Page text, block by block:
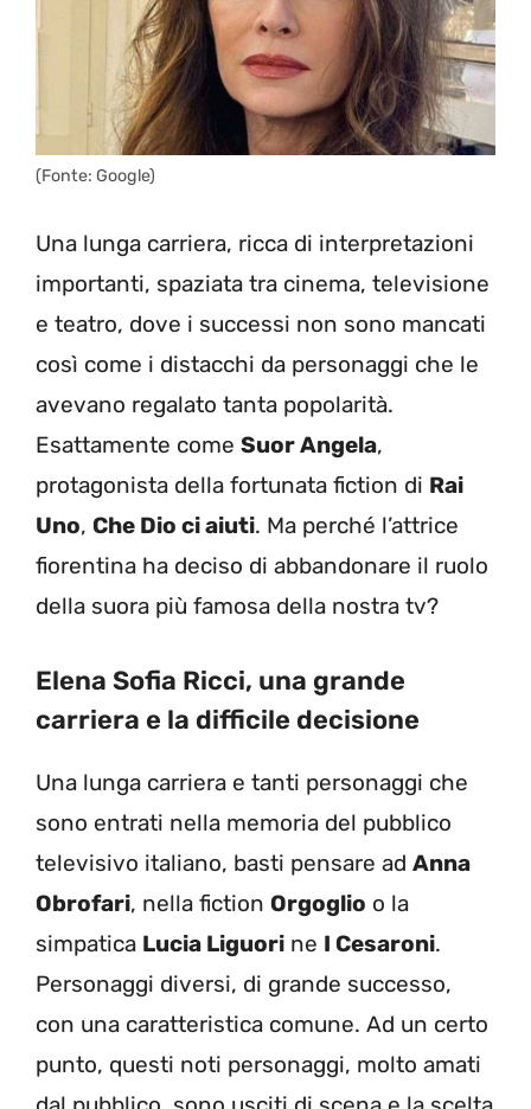
(Fonte: Google)
Una lunga carriera, ricca di interpretazioni
importanti, spaziata tra cinema, televisione
e teatro, dove i successi non sono mancati
così come i distacchi da personaggi che le
avevano regalato tanta popolarità.
Esattamente come Suor Angela,
protagonista della fortunata fiction di Rai
Uno, Che Dio ci aiuti. Ma perché l’attrice
fiorentina ha deciso di abbandonare il ruolo
della suora più famosa della nostra tv?
Elena Sofia Ricci, una grande
carriera e la difficile decisione
Una lunga carriera e tanti personaggi che
sono entrati nella memoria del pubblico
televisivo italiano, basti pensare ad Anna
Obrofari, nella fiction Orgoglio o la
simpatica Lucia Liguori ne I Cesaroni.
Personaggi diversi, di grande successo,
con una caratteristica comune. Ad un certo
punto, questi noti personaggi, molto amati